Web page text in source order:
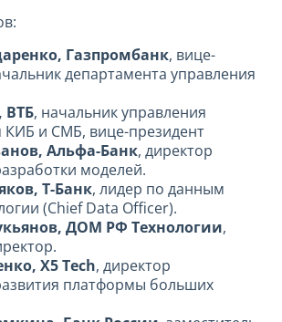
Газпромбанк, вице-
департамента управления
ВТБ, начальник управления
КИБ и СМБ, вице-президент
Альфа-Банк, директор
моделей.
Т-Банк, лидер по данным
(Chief Data Officer).
ДОМ РФ Технологии,
X5 Tech, директор
платформы больших